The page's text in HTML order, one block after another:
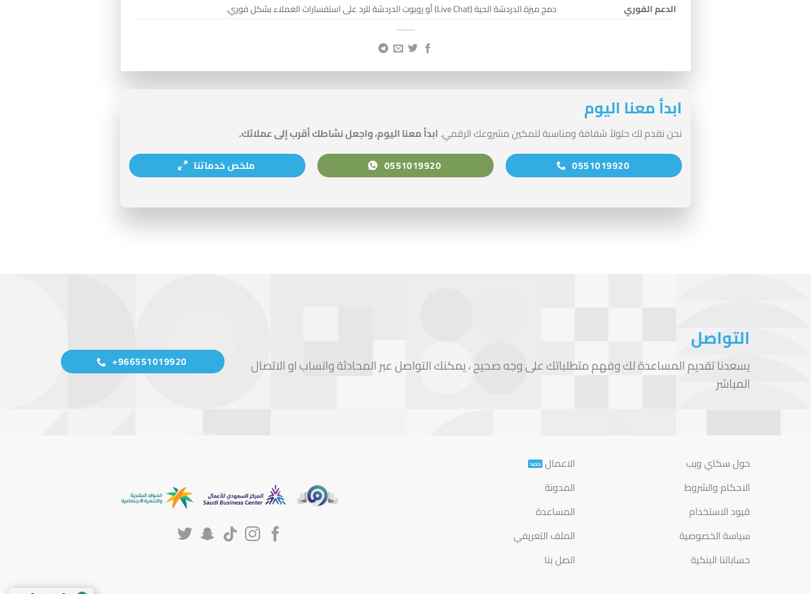
الدعم الفوري
دمج ميزة الدردشة الحية (Live Chat) أو روبوت الدردشة للرد على استفسارات العملاء بشكل فوري.
ابدأ معنا اليوم
نحن نقدم لك حلولاً شفافة ومناسبة لتمكين مشروعك الرقمي. ابدأ معنا اليوم، واجعل نشاطك أقرب إلى عملائك.
0551019920
0551019920 ملخص خدماتنا
التواصل
يسعدنا تقديم المساعدة لك وفهم متطلباتك على وجه صحيح ، يمكنك التواصل عبر المحادثة واتساب او الاتصال
المباشر
966551019920+
حول سكاي ويب
الاحكام والشروط
قيود الاستخدام
سياسة الخصوصية
حساباتنا البنكية
الاعمال
المدونة
المساعدة
الملف التعريفي
اتصل بنا